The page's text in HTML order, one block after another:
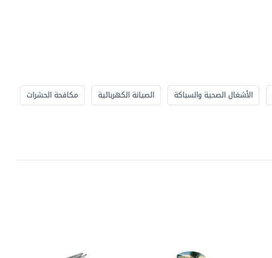
الأشغال الصحية والسباكة الصيانة الكهربائية
مكافحة الحشرات